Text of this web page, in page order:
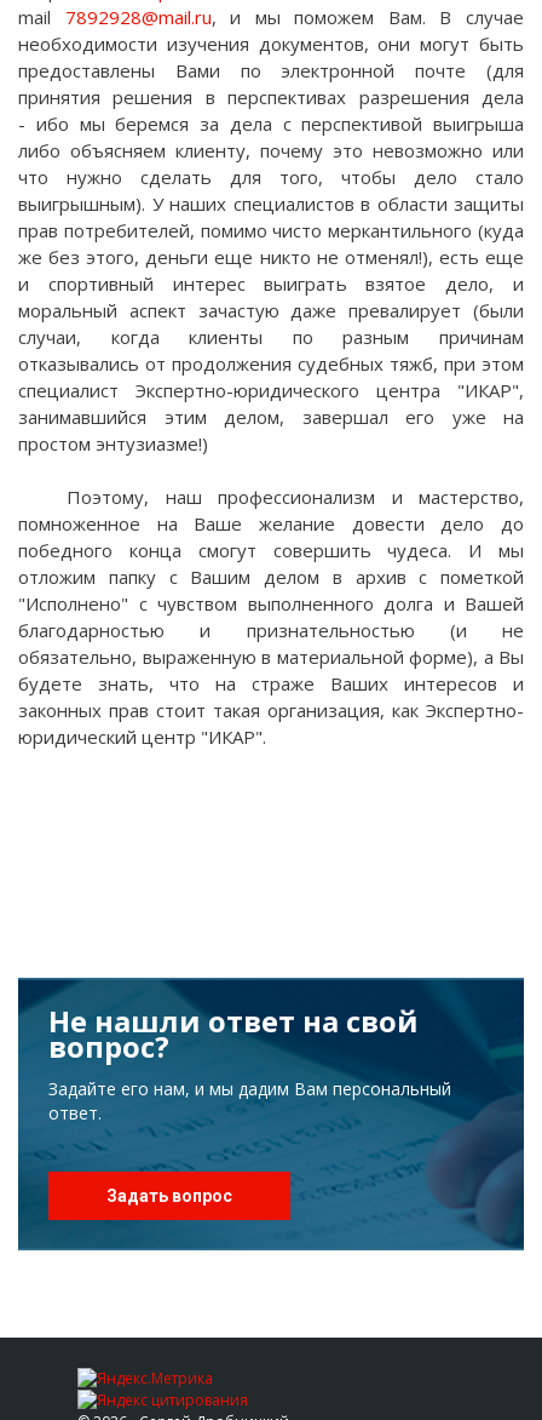
mail 7892928@mail.ru, и мы поможем Вам. В случае
необходимости изучения документов, они могут быть
предоставлены Вами по электронной почте (для
принятия решения в перспективах разрешения дела
- ибо мы беремся за дела с перспективой выигрыша
либо объясняем клиенту, почему это невозможно или
что нужно сделать для того, чтобы дело стало
выигрышным). У наших специалистов в области защиты
прав потребителей, помимо чисто меркантильного (куда
же без этого, деньги еще никто не отменял!), есть еще
и спортивный интерес выиграть взятое дело, и
моральный аспект зачастую даже превалирует (были
случаи, когда клиенты по разным причинам
отказывались от продолжения судебных тяжб, при этом
специалист Экспертно-юридического центра "ИКАР",
занимавшийся этим делом, завершал его уже на
простом энтузиазме!)
Поэтому, наш профессионализм и мастерство,
помноженное на Ваше желание довести дело до
победного конца смогут совершить чудеса. И мы
отложим папку с Вашим делом в архив с пометкой
"Исполнено" с чувством выполненного долга и Вашей
благодарностью и признательностью (и не
обязательно, выраженную в материальной форме), а Вы
будете знать, что на страже Ваших интересов и
законных прав стоит такая организация, как Экспертно-
юридический центр "ИКАР".
Не нашли ответ на свой
вопрос?
Задайте его нам, и мы дадим Вам персональный
ответ.
Задать вопрос